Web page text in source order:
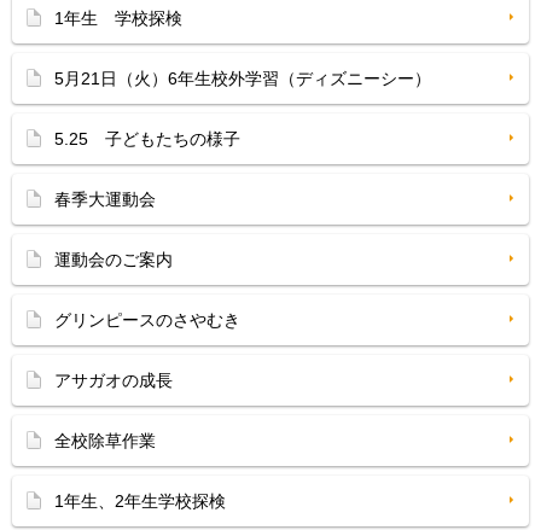
1年生 学校探検
5月21日（火）6年生校外学習（ディズニーシー）
5.25 子どもたちの様子
春季大運動会
運動会のご案内
グリンピースのさやむき
アサガオの成長
全校除草作業
1年生、2年生学校探検